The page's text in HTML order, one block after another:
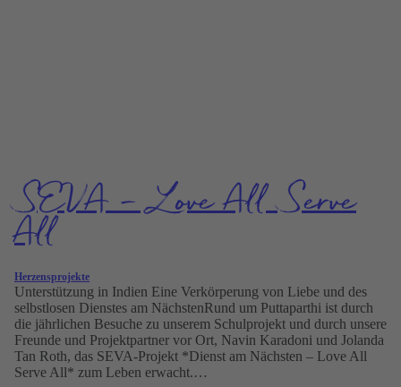
SEVA – Love All Serve
All
Herzensprojekte
Unterstützung in Indien Eine Verkörperung von Liebe und des
selbstlosen Dienstes am NächstenRund um Puttaparthi ist durch
die jährlichen Besuche zu unserem Schulprojekt und durch unsere
Freunde und Projektpartner vor Ort, Navin Karadoni und Jolanda
Tan Roth, das SEVA-Projekt *Dienst am Nächsten – Love All
Serve All* zum Leben erwacht.…